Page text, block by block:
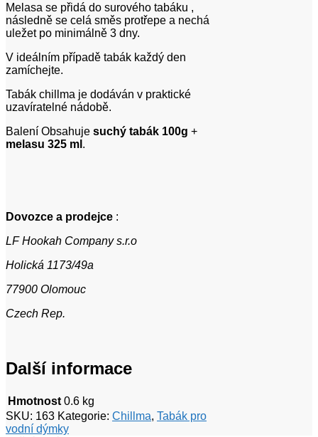
Melasa se přidá do surového tabáku ,
následně se celá směs protřepe a nechá
uležet po minimálně 3 dny.
V ideálním případě tabák každý den
zamíchejte.
Tabák chillma je dodáván v praktické
uzavíratelné nádobě.
Balení Obsahuje suchý tabák 100g +
melasu 325 ml .
Dovozce a prodejce :
LF Hookah Company s.r.o
Holická 1173/49a
77900 Olomouc
Czech Rep.
Další informace
Hmotnost 0.6 kg
SKU: 163 Kategorie: Chillma, Tabák pro
vodní dýmky